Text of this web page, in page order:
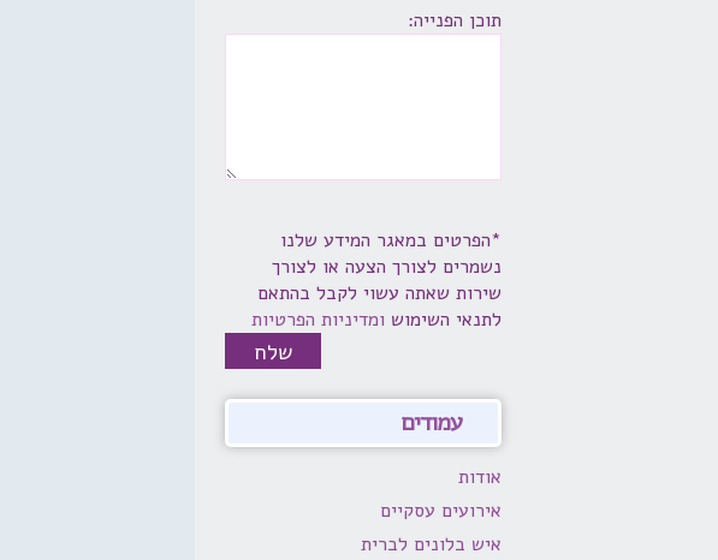
תוכן הפנייה:
*הפרטים במאגר המידע שלנו
נשמרים לצורך הצעה או לצורך
שירות שאתה עשוי לקבל בהתאם
לתנאי השימוש ומדיניות הפרטיות
עמודים
אודות
אירועים עסקיים
איש בלונים לברית